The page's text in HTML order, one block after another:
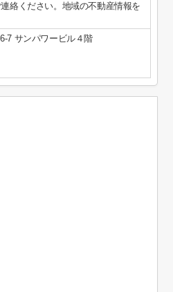
絡ください。地域の不動産情報を
7 サンパワービル４階